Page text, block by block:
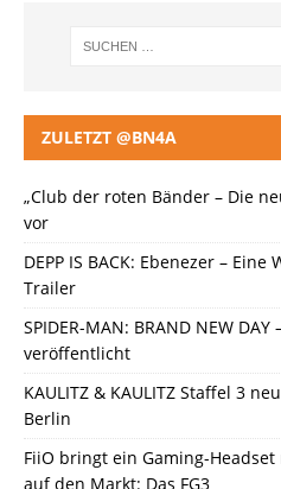
ZULETZT @BN4A
„Club der roten Bänder – Die
vor
DEPP IS BACK: Ebenezer –
Trailer
SPIDER-MAN: BRAND NEW
veröffentlicht
KAULITZ & KAULITZ Staffel 3
Berlin
FiiO bringt ein Gaming-
auf den Markt: Das FG3